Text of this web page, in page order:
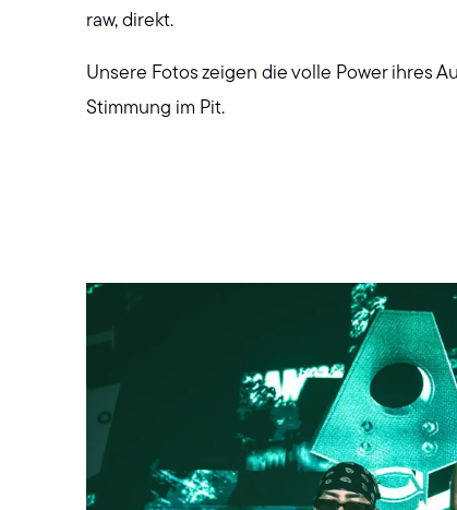
raw, direkt.
Unsere Fotos zeigen die volle Power ihres
Stimmung im Pit.